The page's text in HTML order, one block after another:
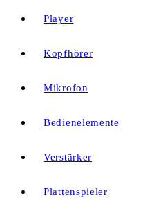
Player
Kopfhörer
Mikrofon
Bedienelemente
Verstärker
Plattenspieler